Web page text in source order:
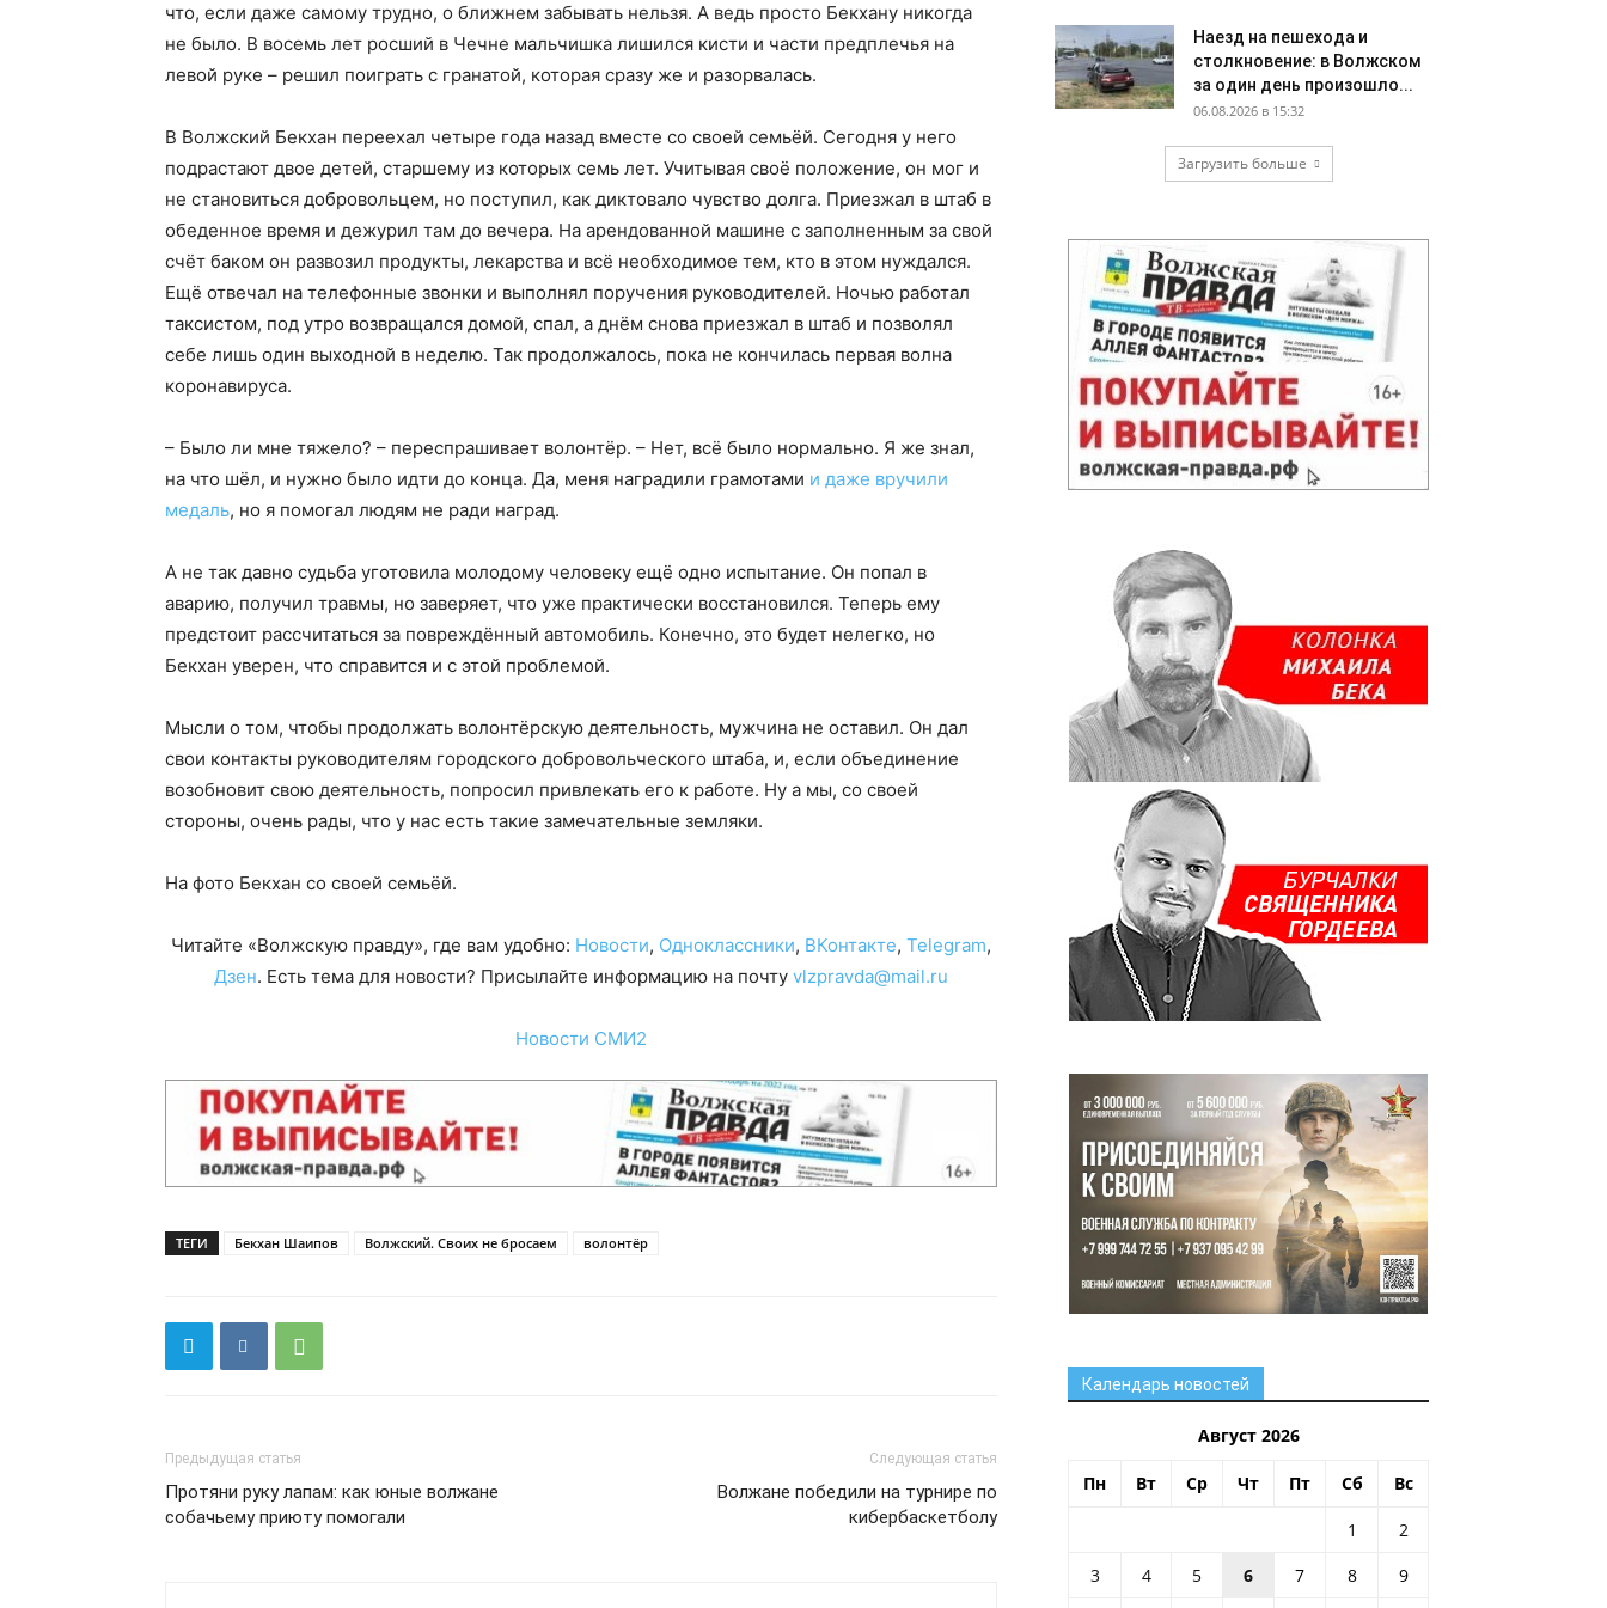
что, если даже самому трудно, о ближнем забывать нельзя. А ведь просто Бекхану никогда
не было. В восемь лет росший в Чечне мальчишка лишился кисти и части предплечья на
левой руке – решил поиграть с гранатой, которая сразу же и разорвалась.
В Волжский Бекхан переехал четыре года назад вместе со своей семьёй. Сегодня у него
подрастают двое детей, старшему из которых семь лет. Учитывая своё положение, он мог и
не становиться добровольцем, но поступил, как диктовало чувство долга. Приезжал в штаб в
обеденное время и дежурил там до вечера. На арендованной машине с заполненным за свой
счёт баком он развозил продукты, лекарства и всё необходимое тем, кто в этом нуждался.
Ещё отвечал на телефонные звонки и выполнял поручения руководителей. Ночью работал
таксистом, под утро возвращался домой, спал, а днём снова приезжал в штаб и позволял
себе лишь один выходной в неделю. Так продолжалось, пока не кончилась первая волна
коронавируса.
– Было ли мне тяжело? – переспрашивает волонтёр. – Нет, всё было нормально. Я же знал,
на что шёл, и нужно было идти до конца. Да, меня наградили грамотами и даже вручили
медаль, но я помогал людям не ради наград.
А не так давно судьба уготовила молодому человеку ещё одно испытание. Он попал в
аварию, получил травмы, но заверяет, что уже практически восстановился. Теперь ему
предстоит рассчитаться за повреждённый автомобиль. Конечно, это будет нелегко, но
Бекхан уверен, что справится и с этой проблемой.
Мысли о том, чтобы продолжать волонтёрскую деятельность, мужчина не оставил. Он дал
свои контакты руководителям городского добровольческого штаба, и, если объединение
возобновит свою деятельность, попросил привлекать его к работе. Ну а мы, со своей
стороны, очень рады, что у нас есть такие замечательные земляки.
На фото Бекхан со своей семьёй.
Читайте «Волжскую правду», где вам удобно: Новости, Одноклассники, ВКонтакте, Telegram,
Дзен. Есть тема для новости? Присылайте информацию на почту vlzpravda@mail.ru
Новости СМИ2
ТЕГИ Бекхан Шаипов Волжский. Своих не бросаем волонтёр
Предыдущая статья
Протяни руку лапам: как юные волжане
собачьему приюту помогали
Следующая статья
Волжане победили на турнире по
кибербаскетболу
Наезд на пешехода и
столкновение: в Волжском
за один день произошло...
06.08.2026 в 15:32
Загрузить больше
Календарь новостей
Август 2026
Пн Вт Ср Чт Пт Сб Вс
1
2
3
4 5 6 7 8
9